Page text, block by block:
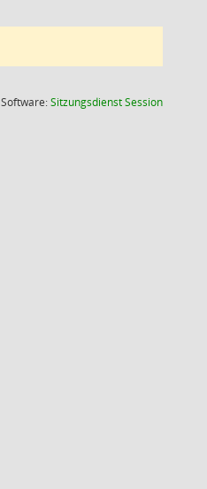
Software:SitzungsdienstSession(Wird in